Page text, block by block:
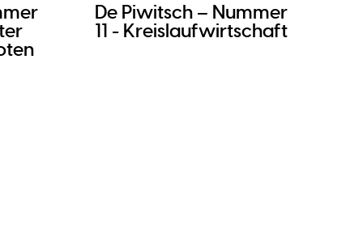
De Piwitsch – Nummer
11 - Kreislaufwirtschaft